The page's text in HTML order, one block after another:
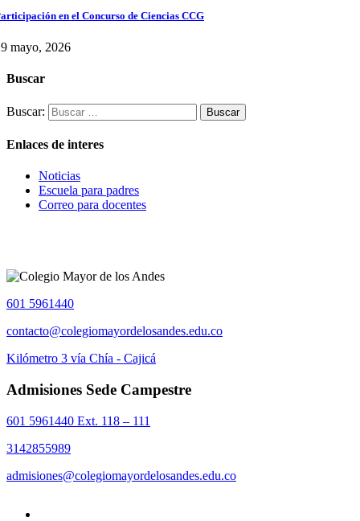
en el Concurso de Ciencias CCG
mayo, 2026
Buscar
Buscar:
Enlaces de interes
Noticias
Escuela para padres
Correo para docentes
601 5961440
contacto@colegiomayordelosandes.edu.co
Kilómetro 3 vía Chía - Cajicá
Admisiones Sede Campestre
601 5961440 Ext. 118 – 111
3142855989
admisiones@colegiomayordelosandes.edu.co